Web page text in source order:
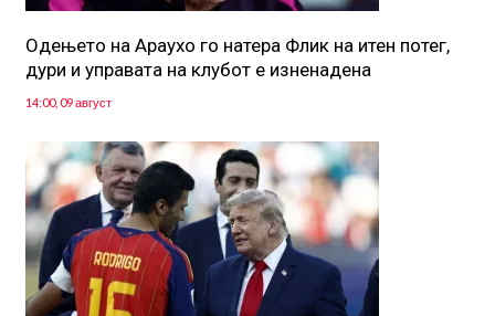
Одењето на Араухо го натера Флик на итен потег,
дури и управата на клубот е изненадена
14:00, 09 август